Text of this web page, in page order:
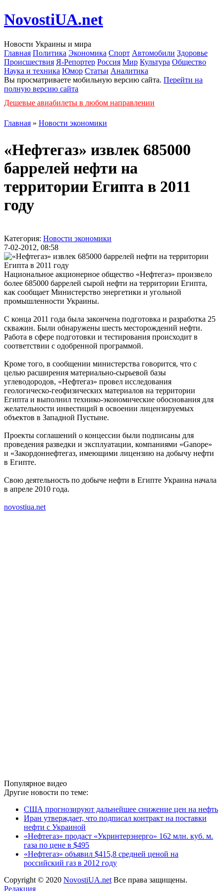
NovostiUA.net
Новости Украины и мира
Главная Политика Экономика Спорт Автомобили Здоровье
Происшествия Я-Репортер Россия Мир Культура Общество
Наука и техника Юмор Статьи Аналитика
Вы просматриваете мобильную версию сайта. Перейти на
полную версию сайта
Дешевые авиабилеты в любом направлении
Главная » Новости экономики
«Нефтегаз» извлек 685000
баррелей нефти на
территории Египта в 2011
году
Категория: Новости экономики
7-02-2012, 08:58
Национальное акционерное общество «Нефтегаз» произвело
более 685000 баррелей сырой нефти на территории Египта,
как сообщает Министерство энергетики и угольной
промышленности Украины.
С конца 2011 года была закончена подготовка и разработка 25
скважин. Были обнаружены шесть месторождений нефти.
Работа в сфере подготовки и тестирования происходит в
соответствии с одобренной программой.
Кроме того, в сообщении министерства говорится, что с
целью расширения материально-сырьевой базы
углеводородов, «Нефтегаз» провел исследования
геологическо-геофизических материалов на территории
Египта и выполнил технико-экономические обоснования для
желательности инвестиций в освоении лицензируемых
объектов в Западной Пустыне.
Проекты соглашений о концессии были подписаны для
проведения разведки и эксплуатации, компаниями «Ganope»
и «Закордоннефтегаз, имеющими лицензию на добычу нефти
в Египте.
Свою деятельность по добыче нефти в Египте Украина начала
в апреле 2010 года.
novostiua.net
Популярное видео
Другие новости по теме:
США прогнозируют дальнейшее снижение цен на нефть
Иран утверждает, что подписал контракт на поставки
нефти с Украиной
«Нефтегаз» продаст «Укринтерэнерго» 162 млн. куб. м.
газа по цене в $495
«Нефтегаз» объявил $415,8 средней ценой на
российский газ в 2012 году
Copyright © 2020 NovostiUA.net Все права защищены.
Редакция